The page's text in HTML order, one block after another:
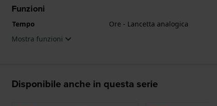
Funzioni
Tempo
Ore - Lancetta analogica
Mostra funzioni
Disponibile anche in questa serie